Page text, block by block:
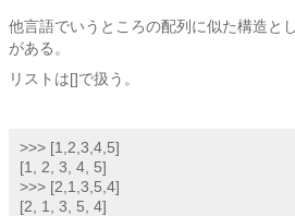
他言語でいうところの配列に似た構造と
がある。
リストは[]で扱う。
>>> [1,2,3,4,5]
[1, 2, 3, 4, 5]
>>> [2,1,3,5,4]
[2, 1, 3, 5, 4]